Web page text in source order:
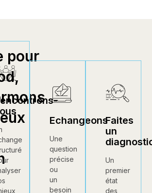
pour
Echangeons
Une
question
précise
ou
un
besoin
Faites
un
Un
premier
état
des